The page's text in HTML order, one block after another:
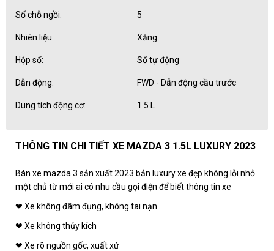
Số chỗ ngồi: 5
Nhiên liệu: Xăng
Hộp số: Số tự động
Dẫn động: FWD - Dẫn động cầu trước
Dung tích động cơ: 1.5 L
THÔNG TIN CHI TIẾT XE MAZDA 3 1.5L LUXURY 2023
Bán xe mazda 3 sản xuất 2023 bản luxury xe đẹp không lỗi nhỏ
một chủ từ mới ai có nhu cầu gọi điện để biết thông tin xe
❤ Xe không đâm đụng, không tai nạn
❤ Xe không thủy kích
❤ Xe rõ nguồn gốc, xuất xứ